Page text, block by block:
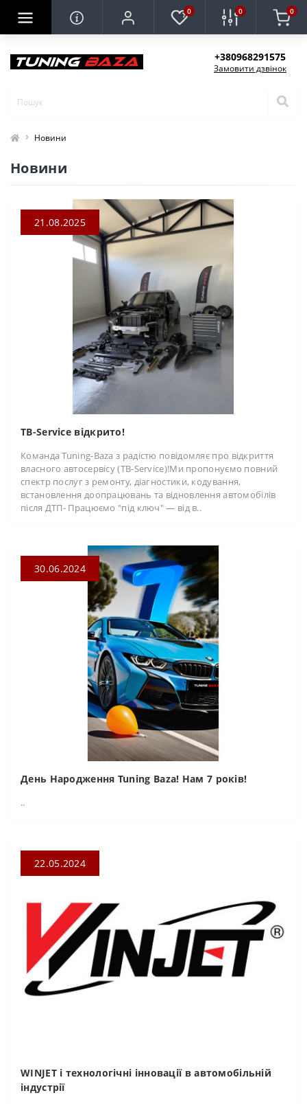
0 0 0
+380968291575
Замовити дзвінок
Новини
Новини
21.08.2025
TB-Service відкрито!
Команда Tuning-Baza з радістю повідомляє про відкриття
власного автосервісу (TB-Service)!Ми пропонуємо повний
спектр послуг з ремонту, діагностики, кодування,
встановлення доопрацювань та відновлення автомобілів
після ДТП- Працюємо "під ключ" — від в..
30.06.2024
День Народження Tuning Baza! Нам 7 років!
..
22.05.2024
WINJET і технологічні інновації в автомобільній
індустрії